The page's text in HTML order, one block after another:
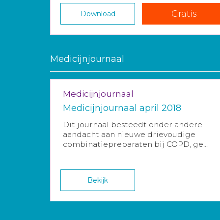
Download Gratis
Medicijnjournaal
Medicijnjournaal
Medicijnjournaal april 2018
Dit journaal besteedt onder andere
aandacht aan nieuwe drievoudige
combinatiepreparaten bij COPD, ge...
Bekijk